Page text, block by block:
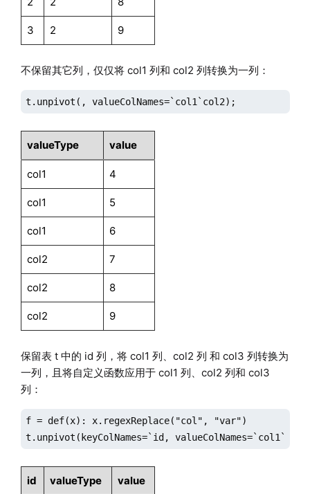
3 2 9
不保留其它列，仅仅将 col1 列和 col2 列转换为一列：
t.unpivot(, valueColNames=`col1`col2);
valueType value
col1 4
col1 5
col1 6
col2 7
col2 8
col2 9
保留表 t 中的 id 列，将 col1 列、col2 列 和 col3 列转换为
一列，且将自定义函数应用于 col1 列、col2 列和 col3
列：
f = def(x): x.regexReplace("col", "var")
t.unpivot(keyColNames=`id,
id valueType value